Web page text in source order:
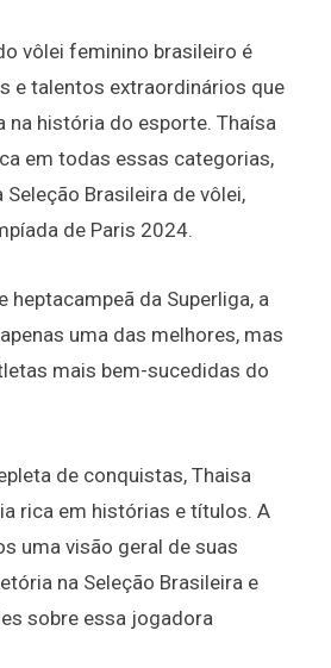
vôlei feminino brasileiro é
e talentos extraordinários que
na história do esporte. Thaísa
em todas essas categorias,
Seleção Brasileira de vôlei,
de Paris 2024.
heptacampeã da Superliga, a
uma das melhores, mas
mais bem-sucedidas do
de conquistas, Thaisa
rica em histórias e títulos. A
uma visão geral de suas
na Seleção Brasileira e
sobre essa jogadora